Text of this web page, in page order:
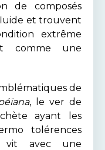
de composés
et trouvent
extrême
comme une
de
, le ver de
ayant les
tolérences
avec une